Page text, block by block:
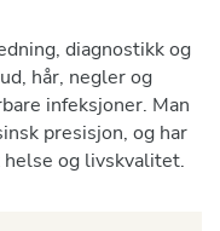
diagnostikk og
hår, negler og
infeksjoner. Man
presisjon, og har
og livskvalitet.